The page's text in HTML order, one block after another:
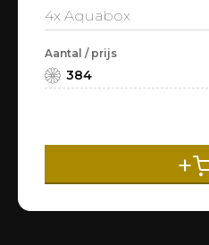
Aantal / prijs
384
+